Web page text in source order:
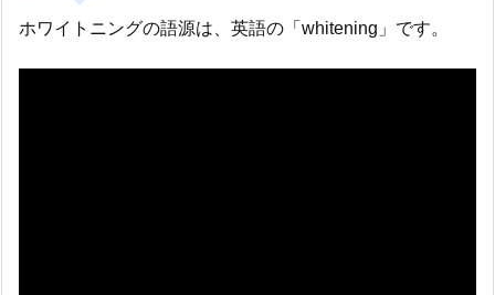
ホワイトニングの語源は、英語の「whitening」です。